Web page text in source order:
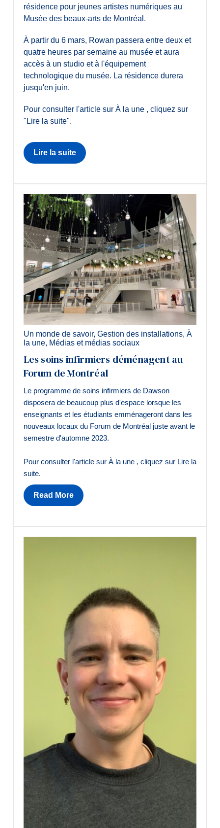
résidence pour jeunes artistes numériques au
Musée des beaux-arts de Montréal.
À partir du 6 mars, Rowan passera entre deux et
quatre heures par semaine au musée et aura
accès à un studio et à l'équipement
technologique du musée. La résidence durera
jusqu'en juin.
Pour consulter l'article sur À la une , cliquez sur
"Lire la suite".
Lire la suite
Un monde de savoir, Gestion des installations, À
la une, Médias et médias sociaux
Les soins infirmiers déménagent au
Forum de Montréal
Le programme de soins infirmiers de Dawson
disposera de beaucoup plus d'espace lorsque les
enseignants et les étudiants emménageront dans les
nouveaux locaux du Forum de Montréal juste avant le
semestre d'automne 2023.
Pour consulter l'article sur À la une , cliquez sur Lire la
suite.
Read More